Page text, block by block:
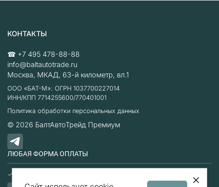
КОНТАКТЫ
☎ +7 495 478-88-88
info@baltautotrade.ru
Москва, МКАД, 63-й километр, вл.1
ООО «БАТ-М»: ОГРН 1037700227014
ИНН/КПП 7714255600/770401001
Политика обработки персональных данных
© 2026 БалтАвтоТрейд Премиум
ЛЮБАЯ ФОРМА ОПЛАТЫ